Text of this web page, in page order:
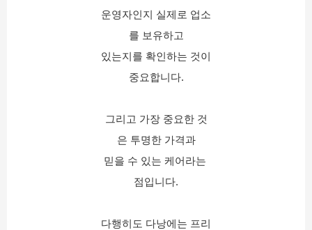
운영자인지 실제로 업소
를 보유하고
있는지를 확인하는 것이
중요합니다.
그리고 가장 중요한 것
은 투명한 가격과
믿을 수 있는 케어라는
점입니다.
다행히도 다낭에는 프리